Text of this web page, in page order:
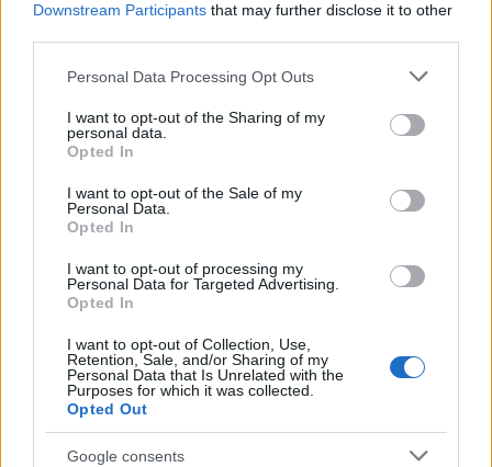
Downstream Participants that may further disclose it to other
Please note that this website/app uses one or more Google
not limited to your visit or usage behaviour. You may click to
grant or deny consent to Google and its third-party tags to
use your data for below specified purposes in below Google
consent section.
Personal Data Processing Opt Outs
I want to opt-out of the Sharing of my
personal data.
Opted In
I want to opt-out of the Sale of my
Personal Data.
Opted In
I want to opt-out of processing my
Personal Data for Targeted Advertising.
Opted In
I want to opt-out of Collection, Use,
Retention, Sale, and/or Sharing of my
Personal Data that Is Unrelated with the
Purposes for which it was collected.
Opted Out
Google consents